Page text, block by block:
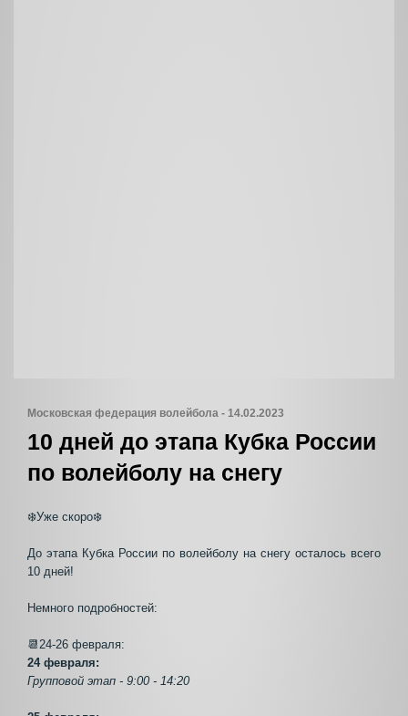
Московская федерация волейбола - 14.02.2023
10 дней до этапа Кубка России
по волейболу на снегу
❄️Уже скоро❄️
До этапа Кубка России по волейболу на снегу осталось всего
10 дней!
Немного подробностей:
📆24-26 февраля:
24 февраля:
Групповой этап - 9:00 - 14:20